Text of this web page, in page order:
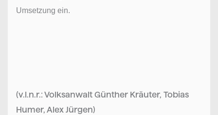
Umsetzung ein.
(v.l.n.r.: Volksanwalt Günther Kräuter, Tobias
Humer, Alex Jürgen)